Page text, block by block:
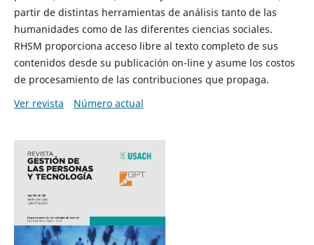
partir de distintas herramientas de análisis tanto de las
humanidades como de las diferentes ciencias sociales.
RHSM proporciona acceso libre al texto completo de sus
contenidos desde su publicación on-line y asume los costos
de procesamiento de las contribuciones que propaga.
Ver revista
Número actual